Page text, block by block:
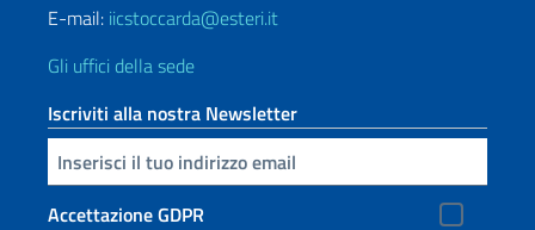
E-mail: iicstoccarda@esteri.it
Gli uffici della sede
Iscriviti alla nostra Newsletter
Inserisci la tua email
Accettazione GDPR